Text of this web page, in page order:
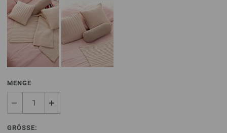
MENGE
GRÖSSE: